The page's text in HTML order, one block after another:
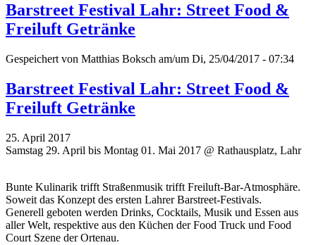
Barstreet Festival Lahr: Street Food &
Freiluft Getränke
Gespeichert von Matthias Boksch am/um Di, 25/04/2017 - 07:34
Barstreet Festival Lahr: Street Food &
Freiluft Getränke
25. April 2017
Samstag 29. April bis Montag 01. Mai 2017 @ Rathausplatz, Lahr
Bunte Kulinarik trifft Straßenmusik trifft Freiluft-Bar-Atmosphäre.
Soweit das Konzept des ersten Lahrer Barstreet-Festivals.
Generell geboten werden Drinks, Cocktails, Musik und Essen aus
aller Welt, respektive aus den Küchen der Food Truck und Food
Court Szene der Ortenau.